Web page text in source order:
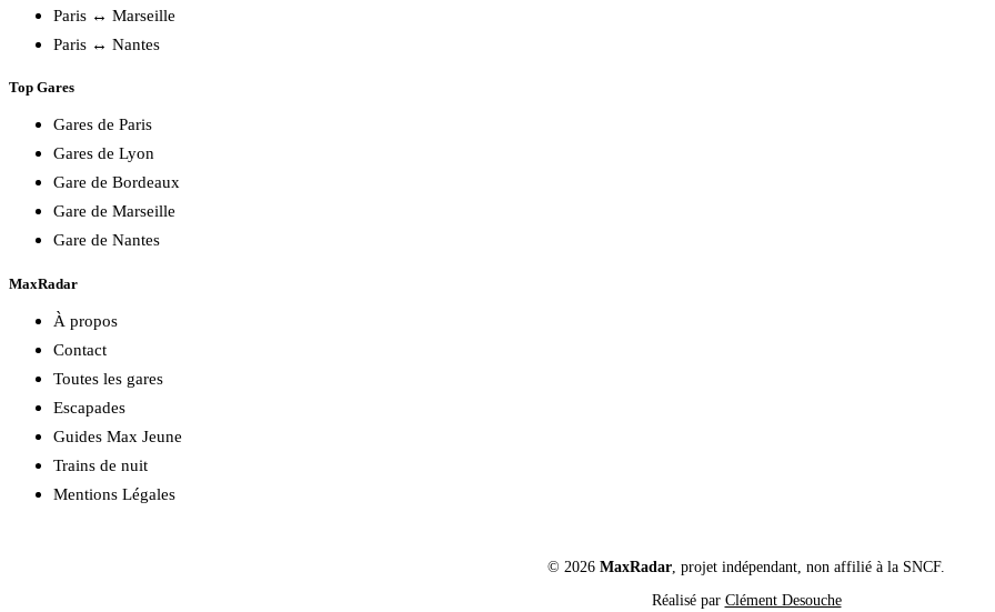
Paris ↔ Marseille
Paris ↔ Nantes
Top Gares
Gares de Paris
Gares de Lyon
Gare de Bordeaux
Gare de Marseille
Gare de Nantes
MaxRadar
À propos
Contact
Toutes les gares
Escapades
Guides Max Jeune
Trains de nuit
Mentions Légales
© 2026 MaxRadar , projet indépendant, non affilié à la SNCF.
Réalisé par Clément Desouche